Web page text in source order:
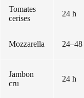
Tomates
cerises
24 h
Mozzarella 24–48
Jambon
cru
24 h